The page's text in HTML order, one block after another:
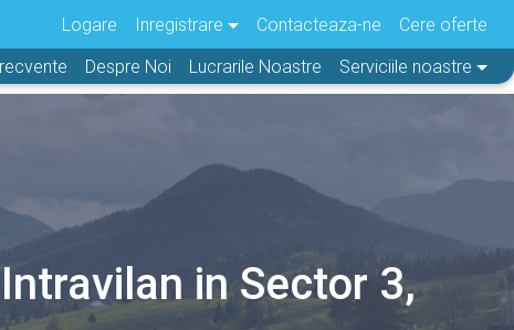
Logare Inregistrare Contacteaza-ne
Cere oferte
Serviciile noastre
Lucrarile Noastre
Despre Noi
in Sector 3,